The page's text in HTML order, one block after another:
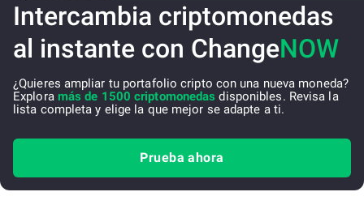
Intercambia criptomonedas
al instante con ChangeNOW
¿Quieres ampliar tu portafolio cripto con una nueva moneda?
Explora más de 1500 criptomonedas disponibles. Revisa la
lista completa y elige la que mejor se adapte a ti.
Prueba ahora